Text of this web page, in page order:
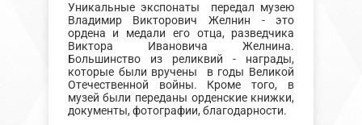
Уникальные экспонаты передал музею
Владимир Викторович Желнин - это
ордена и медали его отца, разведчика
Виктора Ивановича Желнина.
Большинство из реликвий - награды,
которые были вручены в годы Великой
Отечественной войны. Кроме того, в
музей были переданы орденские книжки,
документы, фотографии, благодарности.